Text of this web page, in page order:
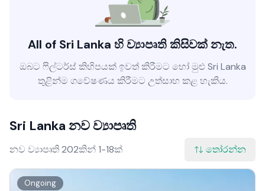
All of Sri Lanka හි ව්‍යාපෘති කිසිවක් නැත.
ඔබට ෆිල්ටර්ස් කිහිපයක් ඉවත් කිරීමට හෝ මුළු Sri Lanka
තුළින්ම ගවේෂණය කිරීමට උත්සාහ කළ හැකිය.
Sri Lanka නව ව්‍යාපෘති
නව ව්‍යාපෘති 202කින් 1-18ක් තෝරන්න
Ongoing